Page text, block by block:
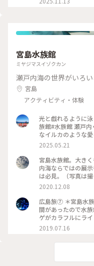
年3月22日をもって閉城になりま
がって良かったと☺️ お城の入口には、武装の人がいて、 「写
ッコいい〜🤣💕✨ 広島城は、約68年の歴史に幕を閉じます✨✨
2026.03.15 #はじめての投稿 #広島城 #閉城 #武装隊 #広島め
ぐり #ぷりんの放浪
アして頂きました
た🐟#広島城#イタ
宮島水族館
ミヤジマスイゾクカン
瀬戸内海の世界がいろ
宮島
アクティビティ・体験
光と戯れるように
族館#水族館 瀬戸
なイルカのような
光降りそそぐ水の
たちにも大人にも人気のスナメリ 光
水もきれいで スナ
にも、空を飛ぶよ
ワウソやアシカ 美
広島宮島岩国旅#
駅→世界平和記念
ろしま美術館→お
→清盛神社→あせ
→BACCANO🍨→
駅 ③下瀬美術館→
2025.05.21
宮島水族館。大き
内海ならではの展
は必見。（写真は撮り損ねた） 子連れ
りの場所です。
2020.12.08
広島旅⑦ ＊宮島水
間があったので水
ゲがカラフルにラ
す♡ 水族館の大き
かったのでゆった
島 #水族館#クラゲ
2019.07.16